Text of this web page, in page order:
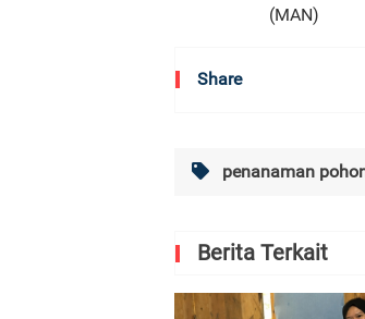
(MAN)
Share
penanaman
Berita Terkait